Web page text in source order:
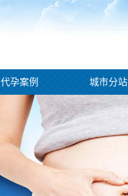
代孕案例 城市分站